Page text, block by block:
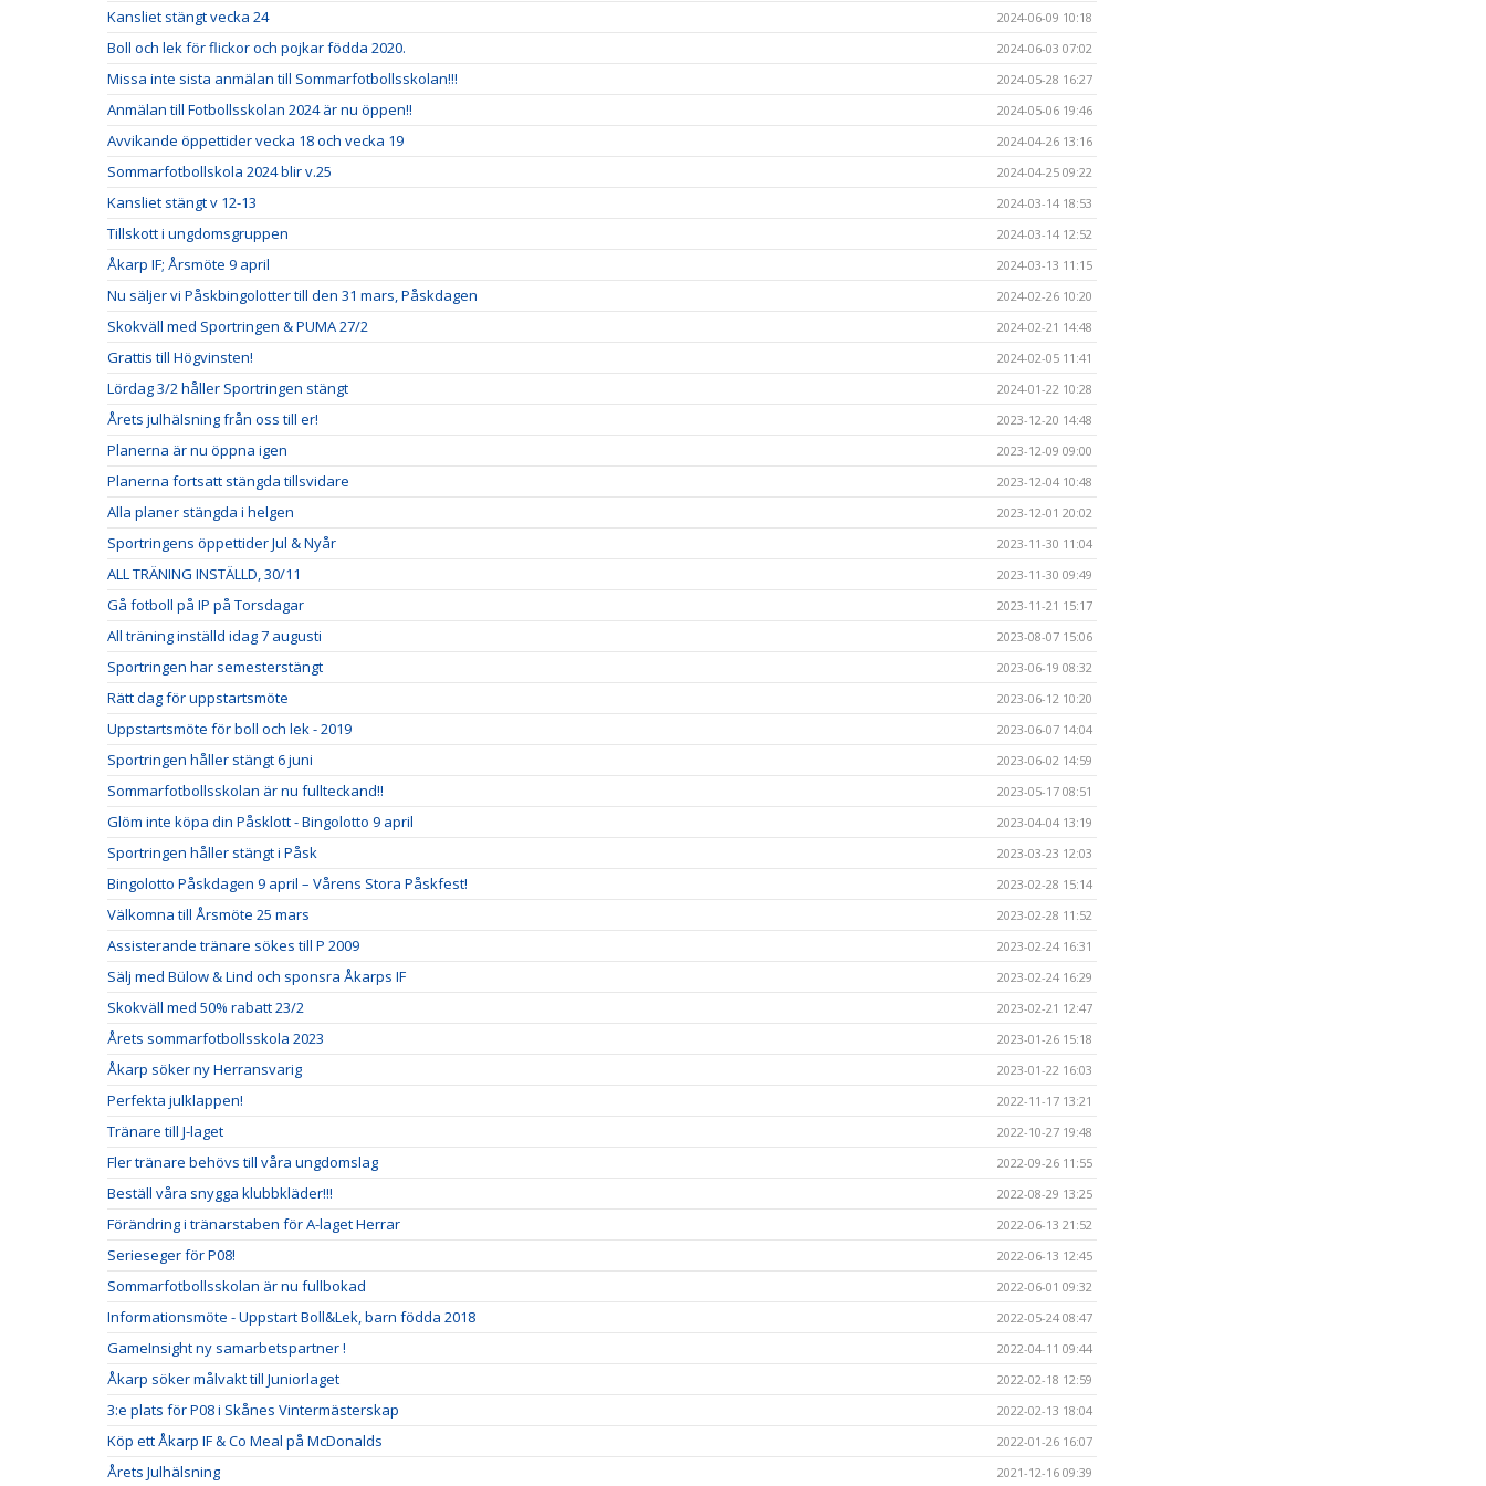
Kansliet stängt vecka 24 2024-06-09 10:18
Boll och lek för flickor och pojkar födda 2020. 2024-06-03 07:02
Missa inte sista anmälan till Sommarfotbollsskolan!!! 2024-05-28 16:27
Anmälan till Fotbollsskolan 2024 är nu öppen!! 2024-05-06 19:46
Avvikande öppettider vecka 18 och vecka 19 2024-04-26 13:16
Sommarfotbollskola 2024 blir v.25 2024-04-25 09:22
Kansliet stängt v 12-13 2024-03-14 18:53
Tillskott i ungdomsgruppen 2024-03-14 12:52
Åkarp IF; Årsmöte 9 april 2024-03-13 11:15
Nu säljer vi Påskbingolotter till den 31 mars, Påskdagen 2024-02-26 10:20
Skokväll med Sportringen & PUMA 27/2 2024-02-21 14:48
Grattis till Högvinsten! 2024-02-05 11:41
Lördag 3/2 håller Sportringen stängt 2024-01-22 10:28
Årets julhälsning från oss till er! 2023-12-20 14:48
Planerna är nu öppna igen 2023-12-09 09:00
Planerna fortsatt stängda tillsvidare 2023-12-04 10:48
Alla planer stängda i helgen 2023-12-01 20:02
Sportringens öppettider Jul & Nyår 2023-11-30 11:04
ALL TRÄNING INSTÄLLD, 30/11 2023-11-30 09:49
Gå fotboll på IP på Torsdagar 2023-11-21 15:17
All träning inställd idag 7 augusti 2023-08-07 15:06
Sportringen har semesterstängt 2023-06-19 08:32
Rätt dag för uppstartsmöte 2023-06-12 10:20
Uppstartsmöte för boll och lek - 2019 2023-06-07 14:04
Sportringen håller stängt 6 juni 2023-06-02 14:59
Sommarfotbollsskolan är nu fullteckand!! 2023-05-17 08:51
Glöm inte köpa din Påsklott - Bingolotto 9 april 2023-04-04 13:19
Sportringen håller stängt i Påsk 2023-03-23 12:03
Bingolotto Påskdagen 9 april – Vårens Stora Påskfest! 2023-02-28 15:14
Välkomna till Årsmöte 25 mars 2023-02-28 11:52
Assisterande tränare sökes till P 2009 2023-02-24 16:31
Sälj med Bülow & Lind och sponsra Åkarps IF 2023-02-24 16:29
Skokväll med 50% rabatt 23/2 2023-02-21 12:47
Årets sommarfotbollsskola 2023 2023-01-26 15:18
Åkarp söker ny Herransvarig 2023-01-22 16:03
Perfekta julklappen! 2022-11-17 13:21
Tränare till J-laget 2022-10-27 19:48
Fler tränare behövs till våra ungdomslag 2022-09-26 11:55
Beställ våra snygga klubbkläder!!! 2022-08-29 13:25
Förändring i tränarstaben för A-laget Herrar 2022-06-13 21:52
Serieseger för P08! 2022-06-13 12:45
Sommarfotbollsskolan är nu fullbokad 2022-06-01 09:32
Informationsmöte - Uppstart Boll&Lek, barn födda 2018 2022-05-24 08:47
GameInsight ny samarbetspartner ! 2022-04-11 09:44
Åkarp söker målvakt till Juniorlaget 2022-02-18 12:59
3:e plats för P08 i Skånes Vintermästerskap 2022-02-13 18:04
Köp ett Åkarp IF & Co Meal på McDonalds 2022-01-26 16:07
Årets Julhälsning 2021-12-16 09:39